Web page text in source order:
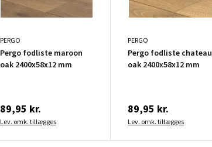
PERGO
Pergo fodliste maroon
oak 2400x58x12 mm
89,95 kr.
Lev. omk. tillægges
PERGO
Pergo fodliste chateau
oak 2400x58x12 mm
89,95 kr.
Lev. omk. tillægges